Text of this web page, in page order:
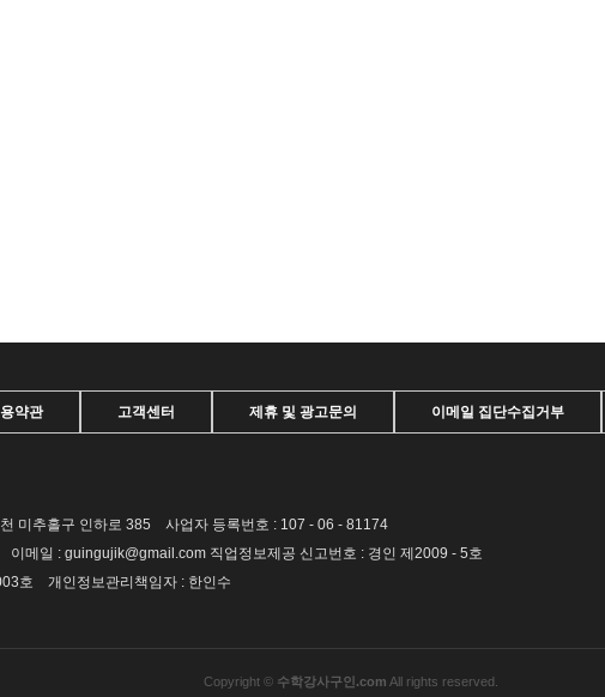
약관 고객센터 제휴 및 광고문의 이메일 집단수집거부
미추홀구 인하로 385 사업자 등록번호 : 107 - 06 - 81174
메일 : guingujik@gmail.com 직업정보제공 신고번호 : 경인 제2009 - 5호
호 개인정보관리책임자 : 한인수
Copyright © 수학강사구인.com All rights reserved.